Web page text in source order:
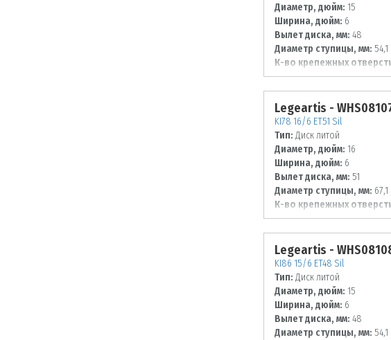
Диаметр, дюйм: 15
Ширина, дюйм: 6
Вылет диска, мм: 48
Диаметр ступицы, мм: 54,1
К-во крепежных
Диаметр располож.
100
Legeartis -
KI78 16/6 ET51 Sil
Тип: Диск литой
Диаметр, дюйм: 16
Ширина, дюйм: 6
Вылет диска, мм: 51
Диаметр ступицы, мм: 67,1
К-во крепежных
Диаметр располож.
114,3
Legeartis -
KI86 15/6 ET48 Sil
Тип: Диск литой
Диаметр, дюйм: 15
Ширина, дюйм: 6
Вылет диска, мм: 48
Диаметр ступицы, мм: 54,1